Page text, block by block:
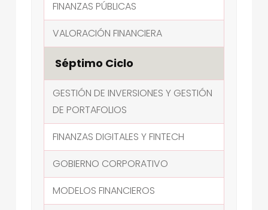
FINANZAS PÚBLICAS
VALORACIÓN FINANCIERA
Séptimo Ciclo
GESTIÓN DE INVERSIONES Y GESTIÓN
DE PORTAFOLIOS
FINANZAS DIGITALES Y FINTECH
GOBIERNO CORPORATIVO
MODELOS FINANCIEROS